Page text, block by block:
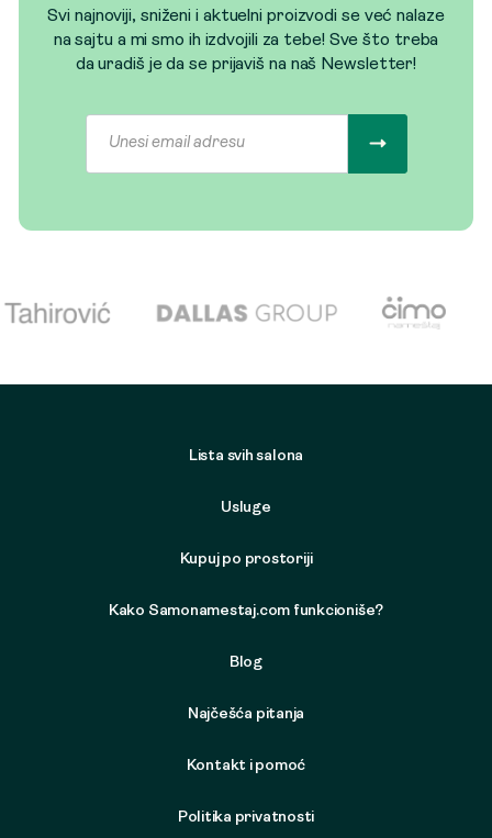
Svi najnoviji, sniženi i aktuelni proizvodi se već nalaze
na sajtu a mi smo ih izdvojili za tebe! Sve što treba
da uradiš je da se prijaviš na naš Newsletter!
Lista svih salona
Usluge
Kupuj po prostoriji
Kako Samonamestaj.com funkcioniše?
Blog
Najčešća pitanja
Kontakt i pomoć
Politika privatnosti